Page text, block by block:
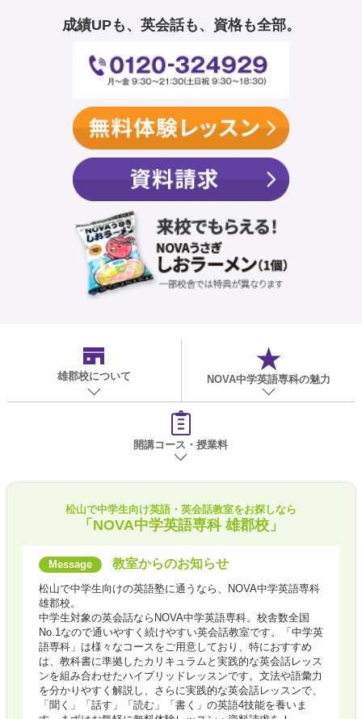
成績UPも、英会話も、資格も全部。
雄郡校について NOVA中学英語専科の魅力
開講コース・授業料
松山で中学生向け英語・英会話教室をお探しなら
「NOVA中学英語専科 雄郡校」
教室からのお知らせ
松山で中学生向けの英語塾に通うなら、NOVA中学英語専科
雄郡校。
中学生対象の英会話ならNOVA中学英語専科。校舎数全国
No.1なので通いやすく続けやすい英会話教室です。「中学英
語専科」は様々なコースをご用意しており、特におすすめ
は、教科書に準拠したカリキュラムと実践的な英会話レッス
ンを組み合わせたハイブリッドレッスンです。文法や語彙力
を分かりやすく解説し、さらに実践的な英会話レッスンで、
「聞く」「話す」「読む」「書く」の英語4技能を養いま